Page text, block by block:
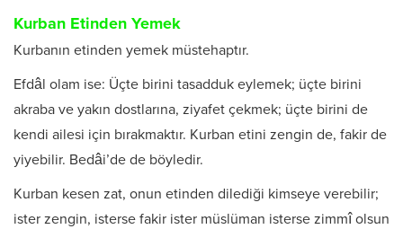
Kurban Etinden Yemek
Kurbanın etinden yemek müstehaptır.
Efdâl olam ise: Üçte birini tasadduk eylemek; üçte birini
akraba ve yakın dostlarına, ziyafet çekmek; üçte birini de
kendi ailesi için bı­rakmaktır. Kurban etini zengin de, fakir de
yiyebilir. Bedâi’de de böyledir.
Kurban kesen zat, onun etinden dilediği kimseye verebilir;
ister zen­gin, isterse fakir ister müslüman isterse zimmî olsun